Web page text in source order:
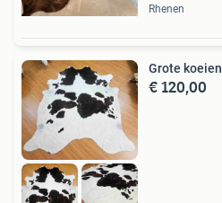
Rhenen
Grote
€ 120,00